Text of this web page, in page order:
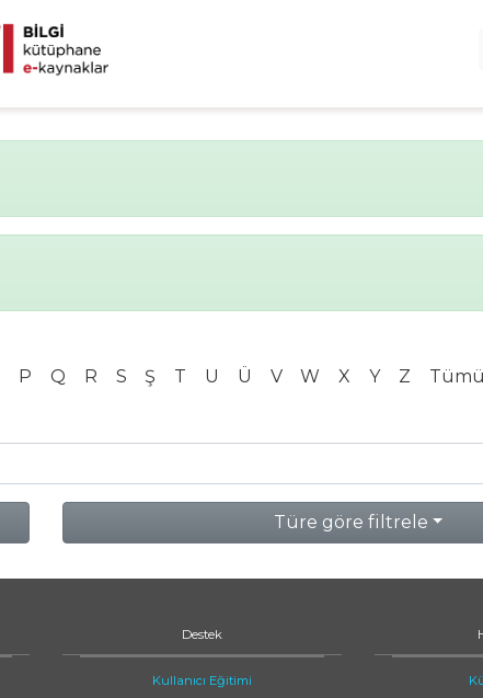
P Q R S Ş T U Ü V W X Y Z Tümü
Türe göre filtrele
Destek
Kullanıcı Eğitimi